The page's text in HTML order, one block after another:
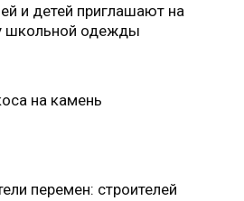
и детей приглашают на
школьной одежды
на камень
перемен: строителей